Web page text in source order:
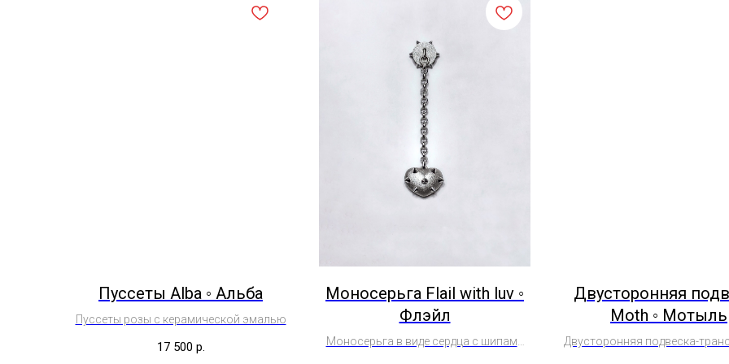
Пуссеты Alba ◦ Альба
Пуссеты розы с керамической эмалью
17 500 р.
Моносерьга Flail with luv ◦
Флэйл
Моносерьга в виде сердца с шипами
Двусторонняя
Moth ◦ Мотыль
Двусторонняя подвеска-